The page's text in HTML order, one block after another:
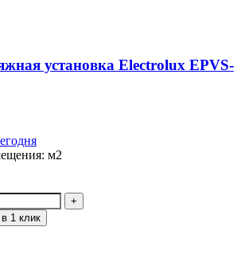
установка Electrolux EPVS-
м2
1 клик